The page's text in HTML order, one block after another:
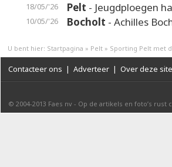
18/05/'26 Pelt - Jeugdploegen
10/05/'26 Bocholt - Achilles
U bent hier: Startpagina » Pelt » Sporting Pelt met
Contacteer ons | Adverteer | Over deze site
© 2004-2013 Faes nv - Op de artikels en foto’s rust